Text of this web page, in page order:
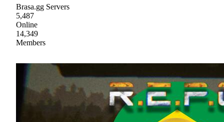
Brasa.gg Servers
5,487
Online
14,349
Members